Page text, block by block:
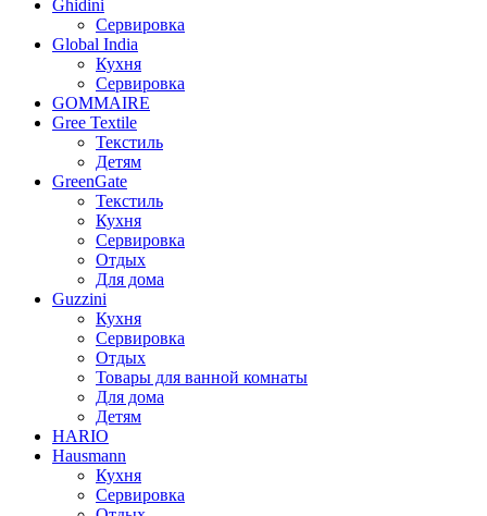
Ghidini
Сервировка
Global India
Кухня
Сервировка
GOMMAIRE
Gree Textile
Текстиль
Детям
GreenGate
Текстиль
Кухня
Сервировка
Отдых
Для дома
Guzzini
Кухня
Сервировка
Отдых
Товары для ванной комнаты
Для дома
Детям
HARIO
Hausmann
Кухня
Сервировка